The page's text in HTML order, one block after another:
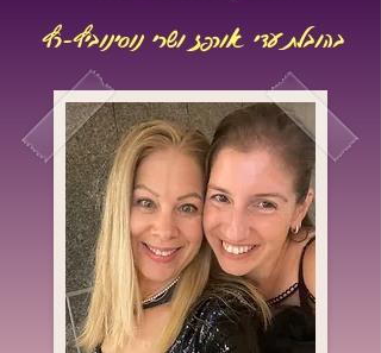
בהובלת עדי אורפז ושרי נוסינוביץ-רץ